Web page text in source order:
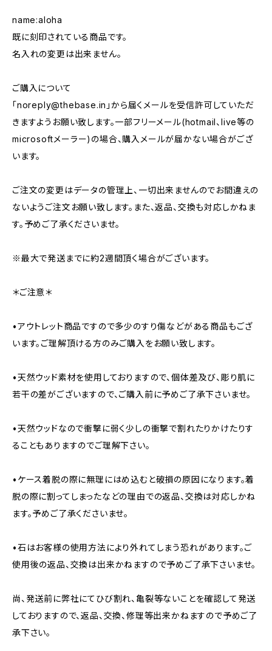
name:aloha
既に刻印されている商品です。
名入れの変更は出来ません。
ご購入について
「noreply@thebase.in 」から届くメールを受信許可していただ
きますようお願い致します。一部フリーメール(hotmail、live等の
microsoftメーラー)の場合、購入メールが届かない場合がござ
います。
ご注文の変更はデータの管理上、一切出来ませんのでお間違えの
ないようご注文お願い致します。また、返品、交換も対応しかねま
す。予めご了承くださいませ。
※最大で発送までに約2週間頂く場合がございます。
＊ご注意＊
•アウトレット商品ですので多少のすり傷などがある商品もござ
います。ご理解頂ける方のみご購入をお願い致します。
•天然ウッド素材を使用しておりますので、個体差及び、彫り肌に
若干の差がございますので、ご購入前に予めご了承下さいませ。
•天然ウッドなので衝撃に弱く少しの衝撃で割れたりかけたりす
ることもありますのでご理解下さい。
•ケース着脱の際に無理にはめ込むと破損の原因になります。着
脱の際に割ってしまったなどの理由での返品、交換は対応しかね
ます。予めご了承くださいませ。
•石はお客様の使用方法により外れてしまう恐れがあります。ご
使用後の返品、交換は出来かねますので予めご了承下さいませ。
尚、発送前に弊社にてひび割れ、亀裂等ないことを確認して発送
しておりますので、返品、交換、修理等出来かねますので予めご了
承下さい。